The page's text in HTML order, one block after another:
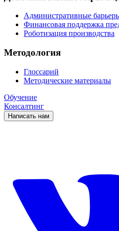
Административные
Финансовая поддержка
Роботизация производства
Методология
Глоссарий
Методические материалы
Обучение
Консалтинг
Написать нам